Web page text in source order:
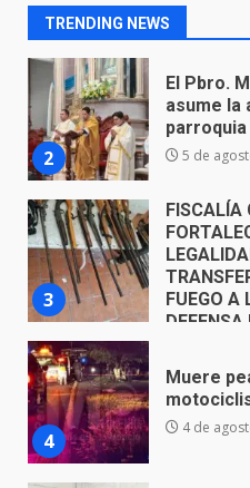
TRENDING NEWS
2
3
FUEGO A
5 de
4
Muere
4 de
5
Valle de
José
3 de